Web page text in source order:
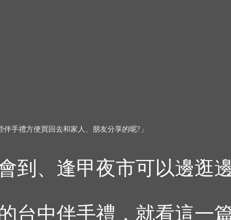
手禮方便買回去和家人、朋友分享的呢?」
到、逢甲夜市可以邊逛邊
台中伴手禮，就看這一